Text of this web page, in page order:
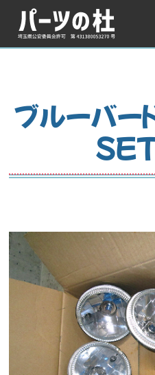
ブルーバー
ＳＥ